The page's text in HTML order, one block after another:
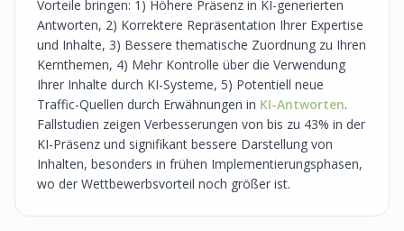
Vorteile bringen: 1) Höhere Präsenz in KI-generierten
Antworten, 2) Korrektere Repräsentation Ihrer Expertise
und Inhalte, 3) Bessere thematische Zuordnung zu Ihren
Kernthemen, 4) Mehr Kontrolle über die Verwendung
Ihrer Inhalte durch KI-Systeme, 5) Potentiell neue
Traffic-Quellen durch Erwähnungen in KI-Antworten.
Fallstudien zeigen Verbesserungen von bis zu 43% in der
KI-Präsenz und signifikant bessere Darstellung von
Inhalten, besonders in frühen Implementierungsphasen,
wo der Wettbewerbsvorteil noch größer ist.